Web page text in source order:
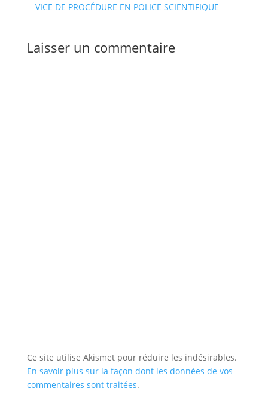
VICE DE PROCÉDURE EN POLICE SCIENTIFIQUE
Laisser un commentaire
Ce site utilise Akismet pour réduire les indésirables.
En savoir plus sur la façon dont les données de vos
commentaires sont traitées.